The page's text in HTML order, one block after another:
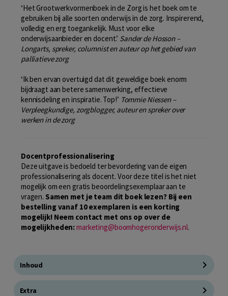
‘Het Grootwerkvormenboek in de Zorg is het boek om te
gebruiken bij alle soorten onderwijs in de zorg. Inspirerend,
volledig en erg toegankelijk. Must voor elke
onderwijsaanbieder en docent.’ Sander de Hosson –
Longarts, spreker, columnist en auteur op het gebied van
palliatieve zorg
‘Ik ben ervan overtuigd dat dit geweldige boek enorm
bijdraagt aan betere samenwerking, effectieve
kennisdeling en inspiratie. Top!’ Tommie Niessen –
Verpleegkundige, zorgblogger, auteur en spreker over
werken in de zorg
Docentprofessionalisering
Deze uitgave is bedoeld ter bevordering van de eigen
professionalisering als docent. Voor deze titel is het niet
mogelijk om een gratis beoordelingsexemplaar aan te
vragen. Samen met je team dit boek lezen? Bij een
bestelling vanaf 10 exemplaren is een korting
mogelijk! Neem contact met ons op over de
mogelijkheden:marketing@boomhogeronderwijs.nl.
Inhoud
Extra